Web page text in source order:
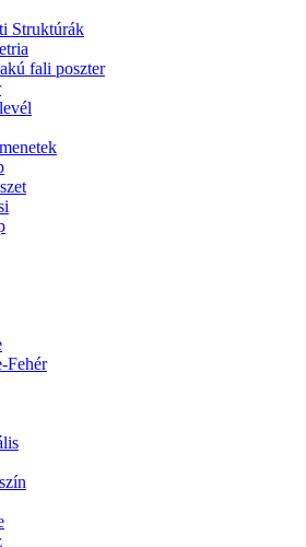
Struktúrák
fali poszter
Fehér